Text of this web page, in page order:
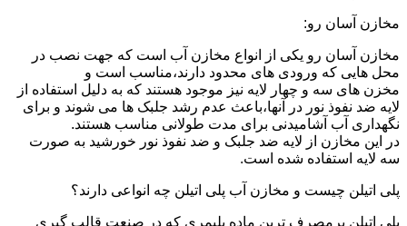
مخازن آسان رو:
مخازن آسان رو یکی از انواع مخازن آب است که جهت نصب در
محل هایی که ورودی های محدود دارند،مناسب است و
مخزن های سه و چهار لایه نیز موجود هستند که به دلیل استفاده از
لایه ضد نفوذ نور در آنها،باعث عدم رشد جلبک ها می شوند و برای
نگهداری آب آشامیدنی برای مدت طولانی مناسب هستند.
در این مخازن از لایه ضد جلبک و ضد نفوذ نور خورشید به صورت
سه لایه استفاده شده است.
پلی اتیلن چیست و مخازن آب پلی اتیلن چه انواعی دارند؟
پلی اتیلن پرمصرف ترین ماده پلیمری که در صنعت قالب گیری